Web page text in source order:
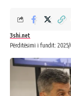
Përditësimi i fundit:
3shi.net